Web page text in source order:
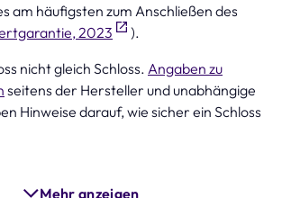
am häufigsten zum Anschließen des
2023
).
nicht gleich Schloss. Angaben zu
seitens der Hersteller und unabhängige
Hinweise darauf, wie sicher ein Schloss
Mehr anzeigen